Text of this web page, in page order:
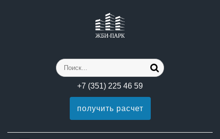
+7 (351) 225 46 59
получить расчет